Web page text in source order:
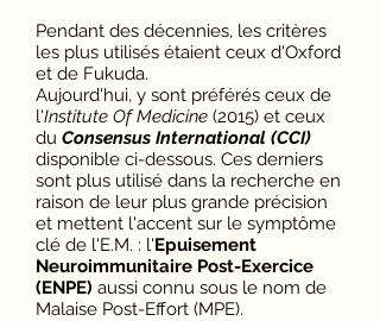
Pendant des décennies, les critères
les plus utilisés étaient ceux d'Oxford
et de Fukuda.
Aujourd'hui, y sont préférés ceux de
l'Institute Of Medicine (2015) et ceux
du Consensus International (CCI)
disponible ci-dessous. Ces derniers
sont plus utilisé dans la recherche en
raison de leur plus grande précision
et mettent l'accent sur le symptôme
clé de l'E.M. : l'Epuisement
Neuroimmunitaire Post-Exercice
(ENPE) aussi connu sous le nom de
Malaise Post-Effort (MPE).